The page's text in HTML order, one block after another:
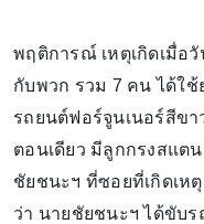
พฤติการณ์ เหตุเกิดเมื่อ
กับพวก รวม 7 คน ได้ใ
รถยนต์ฟอร์จูนเนอร์สีข
ตอนเดียว มีลูกกรงสแต
ชัยชนะฯ ที่ซอยที่เกิดเห
ว่า นายชัยชนะฯ ได้ขับ